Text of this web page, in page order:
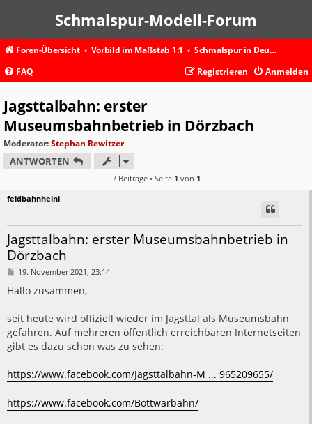
Schmalspur-Modell-Forum
Foren-Übersicht Vorbild im Maßstab 1:1
Schmalspur in Deutschland
FAQ
Anmelden
Registrieren
Jagsttalbahn: erster
Museumsbahnbetrieb in Dörzbach
Moderator:Stephan Rewitzer
ANTWORTEN
7 Beiträge • Seite 1 von 1
feldbahnheini
Jagsttalbahn: erster Museumsbahnbetrieb in
Dörzbach
B
i
a
g
19. November 2021, 23:14
Hallo zusammen,
seit heute wird offiziell wieder im Jagsttal als Museumsbahn
gefahren. Auf mehreren öffentlich erreichbaren Internetseiten
gibt es dazu schon was zu sehen:
https://www.facebook.com/Jagsttalbahn-M ... 965209655/
https://www.facebook.com/Bottwarbahn/